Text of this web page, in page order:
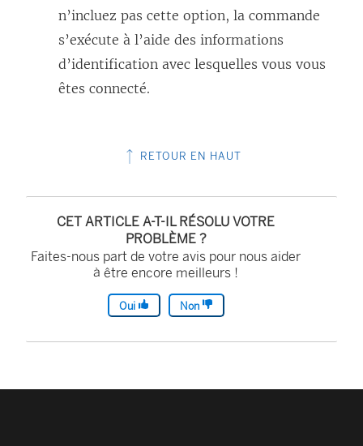
n’incluez pas cette option, la commande
s’exécute à l’aide des informations
d’identification avec lesquelles vous vous
êtes connecté.
RETOUR EN HAUT
CET ARTICLE A-T-IL RÉSOLU VOTRE
PROBLÈME ?
Faites-nous part de votre avis pour nous aider
à être encore meilleurs !
Oui Non